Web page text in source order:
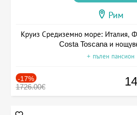
Рим
Круиз Средиземно море: Италия,
Costa Toscana и
+ пълен пансион
-17%
1726.00€